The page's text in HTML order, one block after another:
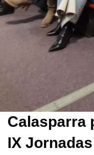
Calasparra
IX